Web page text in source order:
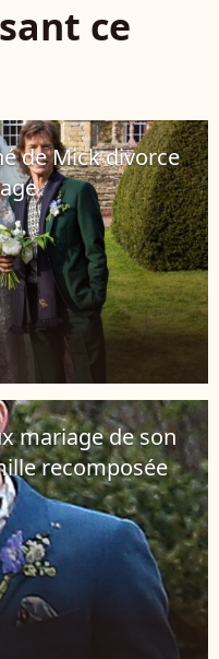
ce
de Mick divorce
mariage de son
recomposée